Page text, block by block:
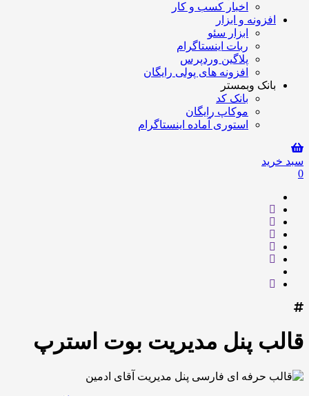
اخبار کسب و کار
افزونه و ابزار
ابزار سئو
ربات اینستاگرام
پلاگین وردپرس
افزونه های پولی رایگان
بانک وبمستر
بانک کد
موکاپ رایگان
استوری آماده اینستاگرام
سبد خرید
0
قالب پنل مدیریت بوت استرپ